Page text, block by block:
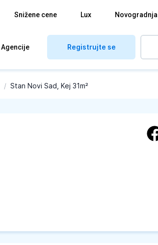
Snižene cene Lux Novogradnja
Agencije Registrujte se
/ Stan Novi Sad, Kej 31m²